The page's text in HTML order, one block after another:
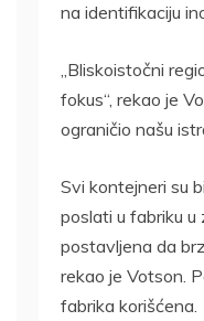
na identifikaciju
„Bliskoistočni
fokus“, rekao je
ograničio našu
Svi kontejneri su
poslati u fabriku u
postavljena da
rekao je Votson.
fabrika korišćena.